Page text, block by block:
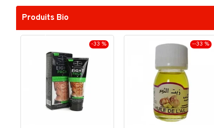
Produits Bio
-33 % --33 %